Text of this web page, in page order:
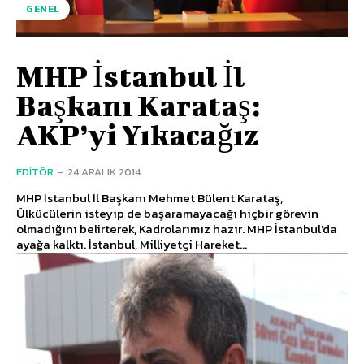
GENEL
MHP İstanbul İl
Başkanı Karataş:
AKP’yi Yıkacağız
EDITÖR - 24 ARALIK 2014
MHP İstanbul İl Başkanı Mehmet Bülent Karataş,
Ülkücülerin isteyip de başaramayacağı hiçbir görevin
olmadığını belirterek, Kadrolarımız hazır. MHP İstanbul'da
ayağa kalktı. İstanbul, Milliyetçi Hareket...